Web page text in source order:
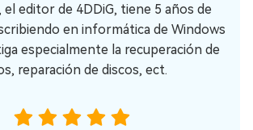
el editor de 4DDiG, tiene 5 años de
en informática de Windows
especialmente la recuperación de
reparación de discos, ect.